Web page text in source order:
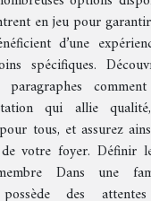
en jeu pour
d’une
spécifiques.
paragraphes
qui allie
tous, et assurez
votre foyer. Définir
Dans une
des attentes